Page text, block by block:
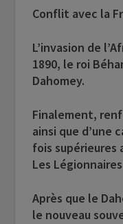
Conflit avec la
L’invasion de
1890, le roi
Dahomey.
Finalement,
ainsi que d’une
fois supérieures
Les
Après que le
le nouveau